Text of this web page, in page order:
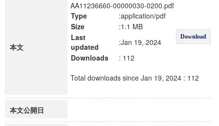
本文
AA11236660-00000030-0200.pdf
Type
:application/pdf
Download
Size
:1.1 MB
Last
updated
:Jan 19, 2024
Downloads
: 112
Total downloads since Jan 19, 2024 : 112
本文公開日